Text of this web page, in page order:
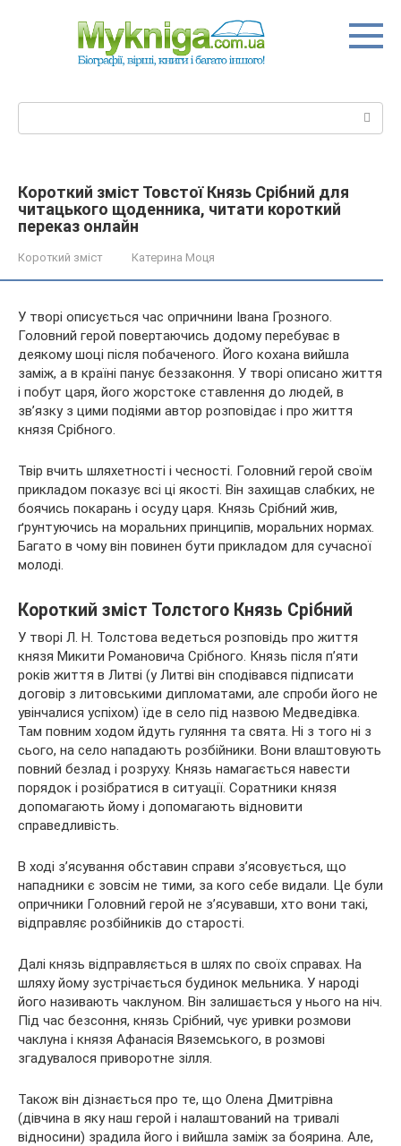
Короткий зміст Товстої Князь Срібний для
читацького щоденника, читати короткий
переказ онлайн
Короткий зміст Катерина Моця
У творі описується час опричнини Івана Грозного.
Головний герой повертаючись додому перебуває в
деякому шоці після побаченого. Його кохана вийшла
заміж, а в країні панує беззаконня. У творі описано життя
і побут царя, його жорстоке ставлення до людей, в
зв’язку з цими подіями автор розповідає і про життя
князя Срібного.
Твір вчить шляхетності і чесності. Головний герой своїм
прикладом показує всі ці якості. Він захищав слабких, не
боячись покарань і осуду царя. Князь Срібний жив,
ґрунтуючись на моральних принципів, моральних нормах.
Багато в чому він повинен бути прикладом для сучасної
молоді.
Короткий зміст Толстого Князь Срібний
У творі Л. Н. Толстова ведеться розповідь про життя
князя Микити Романовича Срібного. Князь після п’яти
років життя в Литві (у Литві він сподівався підписати
договір з литовськими дипломатами, але спроби його не
увінчалися успіхом) їде в село під назвою Медведівка.
Там повним ходом йдуть гуляння та свята. Ні з того ні з
сього, на село нападають розбійники. Вони влаштовують
повний безлад і розруху. Князь намагається навести
порядок і розібратися в ситуації. Соратники князя
допомагають йому і допомагають відновити
справедливість.
В ході з’ясування обставин справи з’ясовується, що
нападники є зовсім не тими, за кого себе видали. Це були
опричники Головний герой не з’ясувавши, хто вони такі,
відправляє розбійників до старості.
Далі князь відправляється в шлях по своїх справах. На
шляху йому зустрічається будинок мельника. У народі
його називають чаклуном. Він залишається у нього на ніч.
Під час безсоння, князь Срібний, чує уривки розмови
чаклуна і князя Афанасія Вяземського, в розмові
згадувалося приворотне зілля.
Також він дізнається про те, що Олена Дмитрівна
(дівчина в яку наш герой і налаштований на тривалі
відносини) зрадила його і вийшла заміж за боярина. Але,